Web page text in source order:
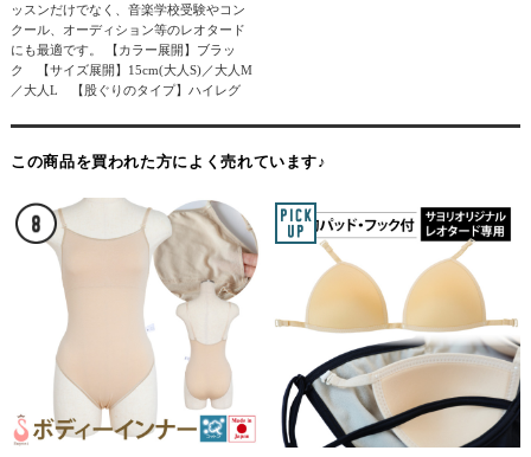
ッスンだけでなく、音楽学校受験やコン
クール、オーディション等のレオタード
にも最適です。 【カラー展開】ブラッ
ク 【サイズ展開】15cm(大人S)／大人M
／大人L 【股ぐりのタイプ】ハイレグ
この商品を買われた方によく売れています♪